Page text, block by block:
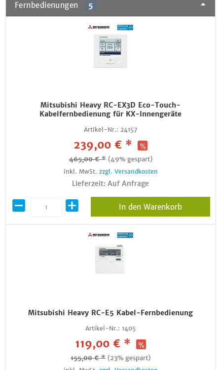
Fernbedienungen 5
Mitsubishi Heavy RC-EX3D Eco-Touch-
Kabelfernbedienung für KX-Innengeräte
Artikel-Nr.: 24157
239,00 € *
465,00 € * (49% gespart)
inkl. MwSt. zzgl. Versandkosten
Lieferzeit: Auf Anfrage
In den Warenkorb
Mitsubishi Heavy RC-E5 Kabel-Fernbedienung
Artikel-Nr.: 1405
119,00 € *
155,00 € * (23% gespart)